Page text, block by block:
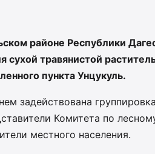
районе Республики
сухой травянистой
пункта Унцукуль.
задействована
Комитета по
местного населения.